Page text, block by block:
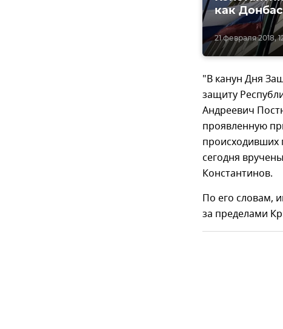
21 февраля 2018,
как
"В канун Дня
защиту
Андреевич
проявленную
происходивших
сегодня
Константинов.
По его словам,
за пределами